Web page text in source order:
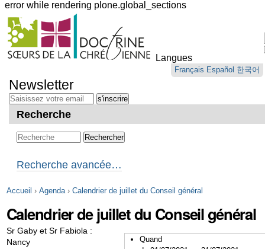
error while rendering plone.global_sections
Outils
personnels
Langues
Français Español 한국어
au
contenu.
Aller
navigation
Newsletter
Recherche
Recherche avancée…
Accueil › Agenda › Calendrier de juillet du Conseil général
Calendrier de juillet du Conseil général
Quand
Sr Gaby et Sr Fabiola :
Nancy